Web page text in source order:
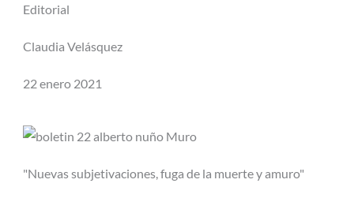
Editorial
Claudia Velásquez
22 enero 2021
"Nuevas subjetivaciones, fuga de la muerte y amuro"